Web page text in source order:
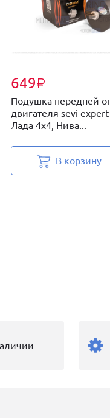
649₽
Подушка передней
двигателя sevi
Лада 4х4, Нива...
В корзину